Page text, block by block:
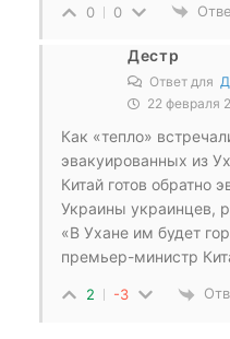
0 0
Дестр
Ответ для
22 февраля
Как «тепло»
эвакуированных из
Китай готов обратно
Украины украинцев,
«В Ухане им будет
премьер-министр
2 -3